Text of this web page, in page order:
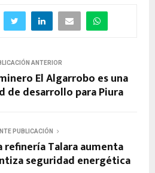
ANTERIOR
El Algarrobo es una
de desarrollo para Piura
PUBLICACIÓN
refinería Talara aumenta
seguridad energética